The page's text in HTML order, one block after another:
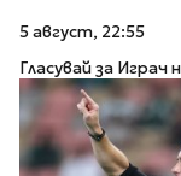
5 август, 22:55
Гласувай за